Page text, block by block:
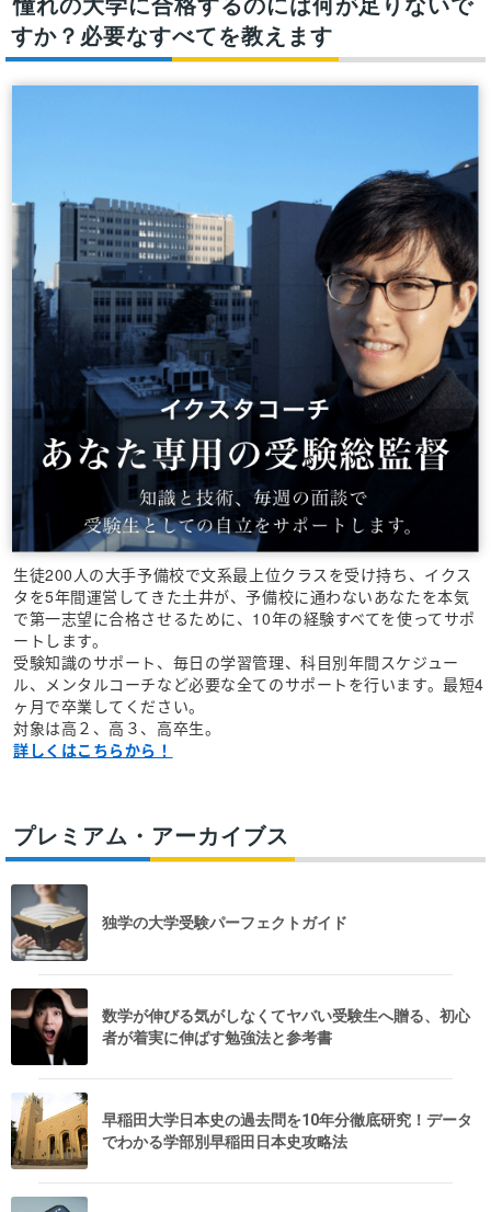
憧れの大学に合格するのには何が足りないで
すか？必要なすべてを教えます
生徒200人の大手予備校で文系最上位クラスを受け持ち、イクス
タを5年間運営してきた土井が、予備校に通わないあなたを本気
で第一志望に合格させるために、10年の経験すべてを使ってサポ
ートします。
受験知識のサポート、毎日の学習管理、科目別年間スケジュー
ル、メンタルコーチなど必要な全てのサポートを行います。最短4
ヶ月で卒業してください。
対象は高２、高３、高卒生。
詳しくはこちらから！
プレミアム・アーカイブス
独学の大学受験パーフェクトガイド
数学が伸びる気がしなくてヤバい受験生へ贈る、初心
者が着実に伸ばす勉強法と参考書
早稲田大学日本史の過去問を10年分徹底研究！データ
でわかる学部別早稲田日本史攻略法